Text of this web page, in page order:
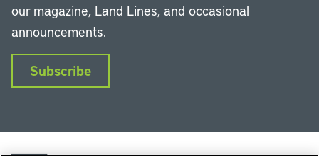
our magazine, Land Lines, and occasional
announcements.
Subscribe